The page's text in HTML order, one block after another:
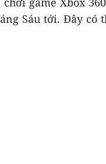
Sáu tới. Đây